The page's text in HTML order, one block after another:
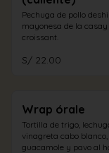
Pechuga de pollo
mayonesa de la
croissant.
S/ 22.00
Wrap órale
Tortilla de trigo,
vinagreta cabo
guacamole y pavo al